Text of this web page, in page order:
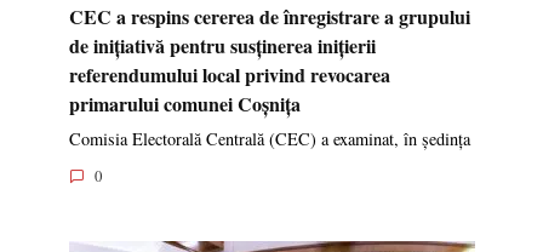
CEC a respins cererea de înregistrare a grupului
de inițiativă pentru susținerea inițierii
referendumului local privind revocarea
primarului comunei Coșnița
Comisia Electorală Centrală (CEC) a examinat, în ședința
0